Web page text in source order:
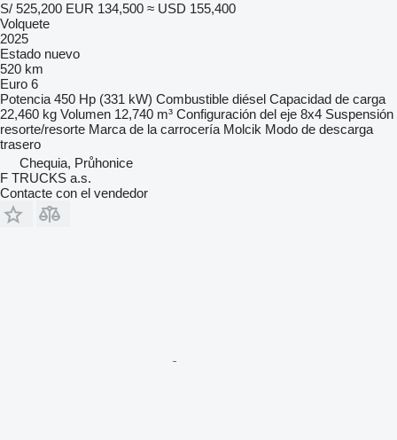
S/ 525,200 EUR 134,500 ≈ USD 155,400
Volquete
2025
Estado nuevo
520 km
Euro 6
Potencia 450 Hp (331 kW) Combustible diésel Capacidad de carga
22,460 kg Volumen 12,740 m³ Configuración del eje 8x4 Suspensión
resorte/resorte Marca de la carrocería Molcik Modo de descarga
trasero
Chequia, Průhonice
F TRUCKS a.s.
Contacte con el vendedor